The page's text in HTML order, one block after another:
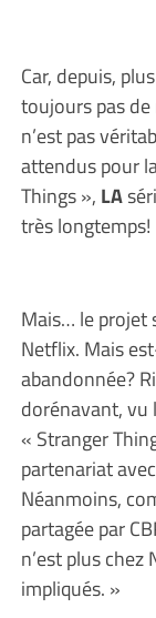
Car, depuis,
toujours pas
n’est pas
attendus pour
Things », LA
très longtemps!
Mais… le projet
Netflix. Mais
abandonnée?
dorénavant, vu
« Stranger
partenariat
Néanmoins,
partagée par
n’est plus
impliqués. »